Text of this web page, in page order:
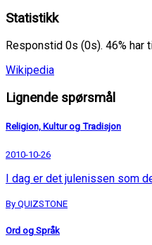
Statistikk
Responstid 0s (0s). 46%
Wikipedia
Lignende spørsmål
Religion, Kultur og Tradisjon
2010-10-26
I dag er det julenissen som
By QUIZSTONE
Ord og Språk